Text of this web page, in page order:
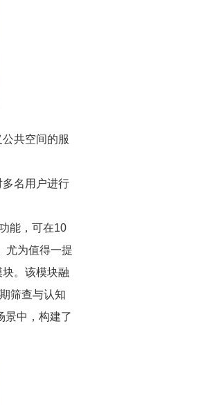
共空间的服
名用户进行
能，可在10
尤为值得一提
。该模块融
筛查与认知
景中，构建了